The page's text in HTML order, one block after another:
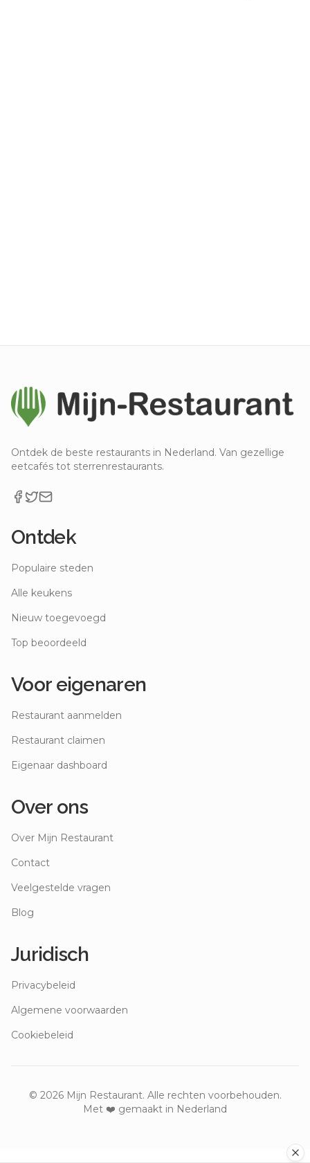
Ontdek de beste restaurants in Nederland. Van gezellige
eetcafés tot sterrenrestaurants.
Ontdek
Populaire steden
Alle keukens
Nieuw toegevoegd
Top beoordeeld
Voor eigenaren
Restaurant aanmelden
Restaurant claimen
Eigenaar dashboard
Over ons
Over Mijn Restaurant
Contact
Veelgestelde vragen
Blog
Juridisch
Privacybeleid
Algemene voorwaarden
Cookiebeleid
© 2026Mijn Restaurant. Alle rechten voorbehouden.
Met ❤️ gemaakt in Nederland